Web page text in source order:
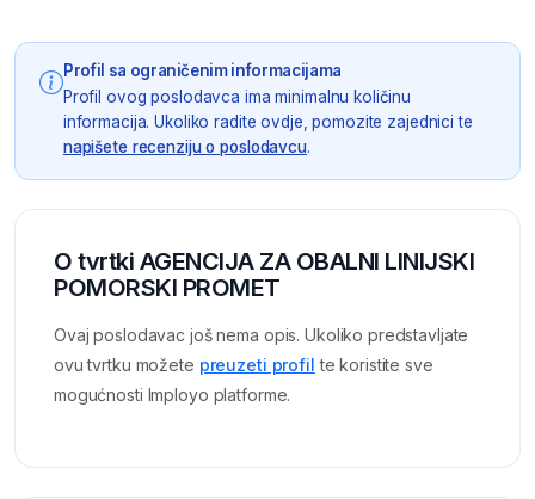
Profil sa ograničenim informacijama
Profil ovog poslodavca ima minimalnu količinu
informacija. Ukoliko radite ovdje, pomozite zajednici te
napišete recenziju o poslodavcu.
O tvrtki AGENCIJA ZA OBALNI LINIJSKI
POMORSKI PROMET
Ovaj poslodavac još nema opis. Ukoliko predstavljate
ovu tvrtku možete preuzeti profil te koristite sve
mogućnosti Imployo platforme.